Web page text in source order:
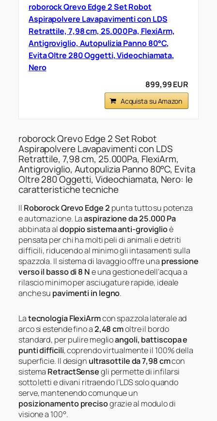
roborock Qrevo Edge 2 Set Robot
Aspirapolvere Lavapavimenti con LDS
Retrattile, 7,98 cm, 25.000Pa, FlexiArm,
Antigroviglio, Autopulizia Panno 80°C,
Evita Oltre 280 Oggetti, Videochiamata,
Nero
899,99 EUR
Acquista su Amazon
roborock Qrevo Edge 2 Set Robot
Aspirapolvere Lavapavimenti con LDS
Retrattile, 7,98 cm, 25.000Pa, FlexiArm,
Antigroviglio, Autopulizia Panno 80°C, Evita
Oltre 280 Oggetti, Videochiamata, Nero: le
caratteristiche tecniche
Il Roborock Qrevo Edge 2 punta tutto su potenza
e automazione. Laaspirazione da 25.000 Pa
abbinata aldoppio sistema anti-groviglioè
pensata per chi ha molti peli di animali e detriti
difficili, riducendo al minimo gli intasamenti sulla
spazzola. Il sistema di lavaggio offre una pressione
verso il basso di 8 Ne una gestione dell’acqua a
rilascio minimo per asciugature rapide, ideale
anche su pavimenti in legno.
Latecnologia FlexiArmcon spazzola laterale ad
arco si estende fino a2,48 cmoltre il bordo
standard, per pulire meglioangoli, battiscopa e
punti difficili, coprendo virtualmente il 100% della
superficie. Il design ultrasottile da 7,98 cmcon
sistema RetractSensegli permette di infilarsi
sotto letti e divani ritraendo l’LDS solo quando
serve, mantenendo comunque un
posizionamento precisograzie al modulo di
visione a 100°.